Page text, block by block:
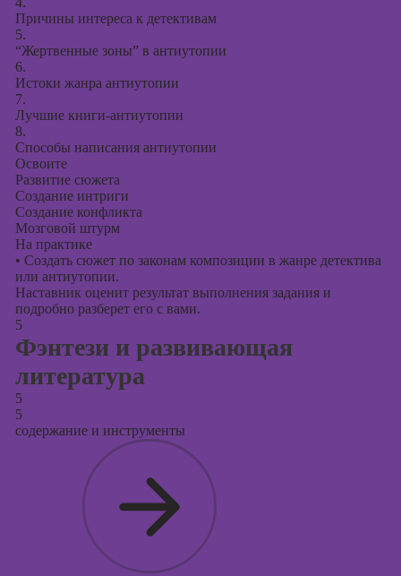
Причины интереса к детективам
5.
“Жертвенные зоны” в антиутопии
6.
Истоки жанра антиутопии
7.
Лучшие книги-антиутопии
8.
Способы написания антиутопии
Освоите
Развитие сюжета
Создание интриги
Создание конфликта
Мозговой штурм
На практике
• Создать сюжет по законам композиции в жанре детектива
или антиутопии.
Наставник оценит результат выполнения задания и
подробно разберет его с вами.
5
Фэнтези и развивающая
литература
5
5
содержание и инструменты